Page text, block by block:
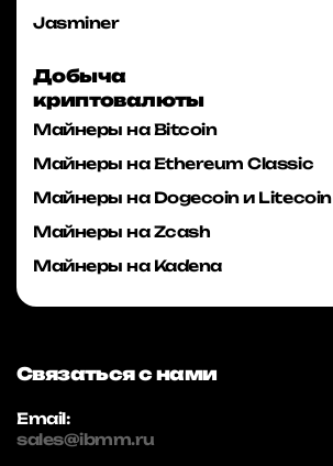
Jasminer
Добыча
криптовалюты
Майнеры на Bitcoin
Майнеры на Ethereum Classic
Майнеры на Dogecoin и Litecoin
Майнеры на Zcash
Майнеры на Kadena
Связаться с нами
Email:
sales@ibmm.ru